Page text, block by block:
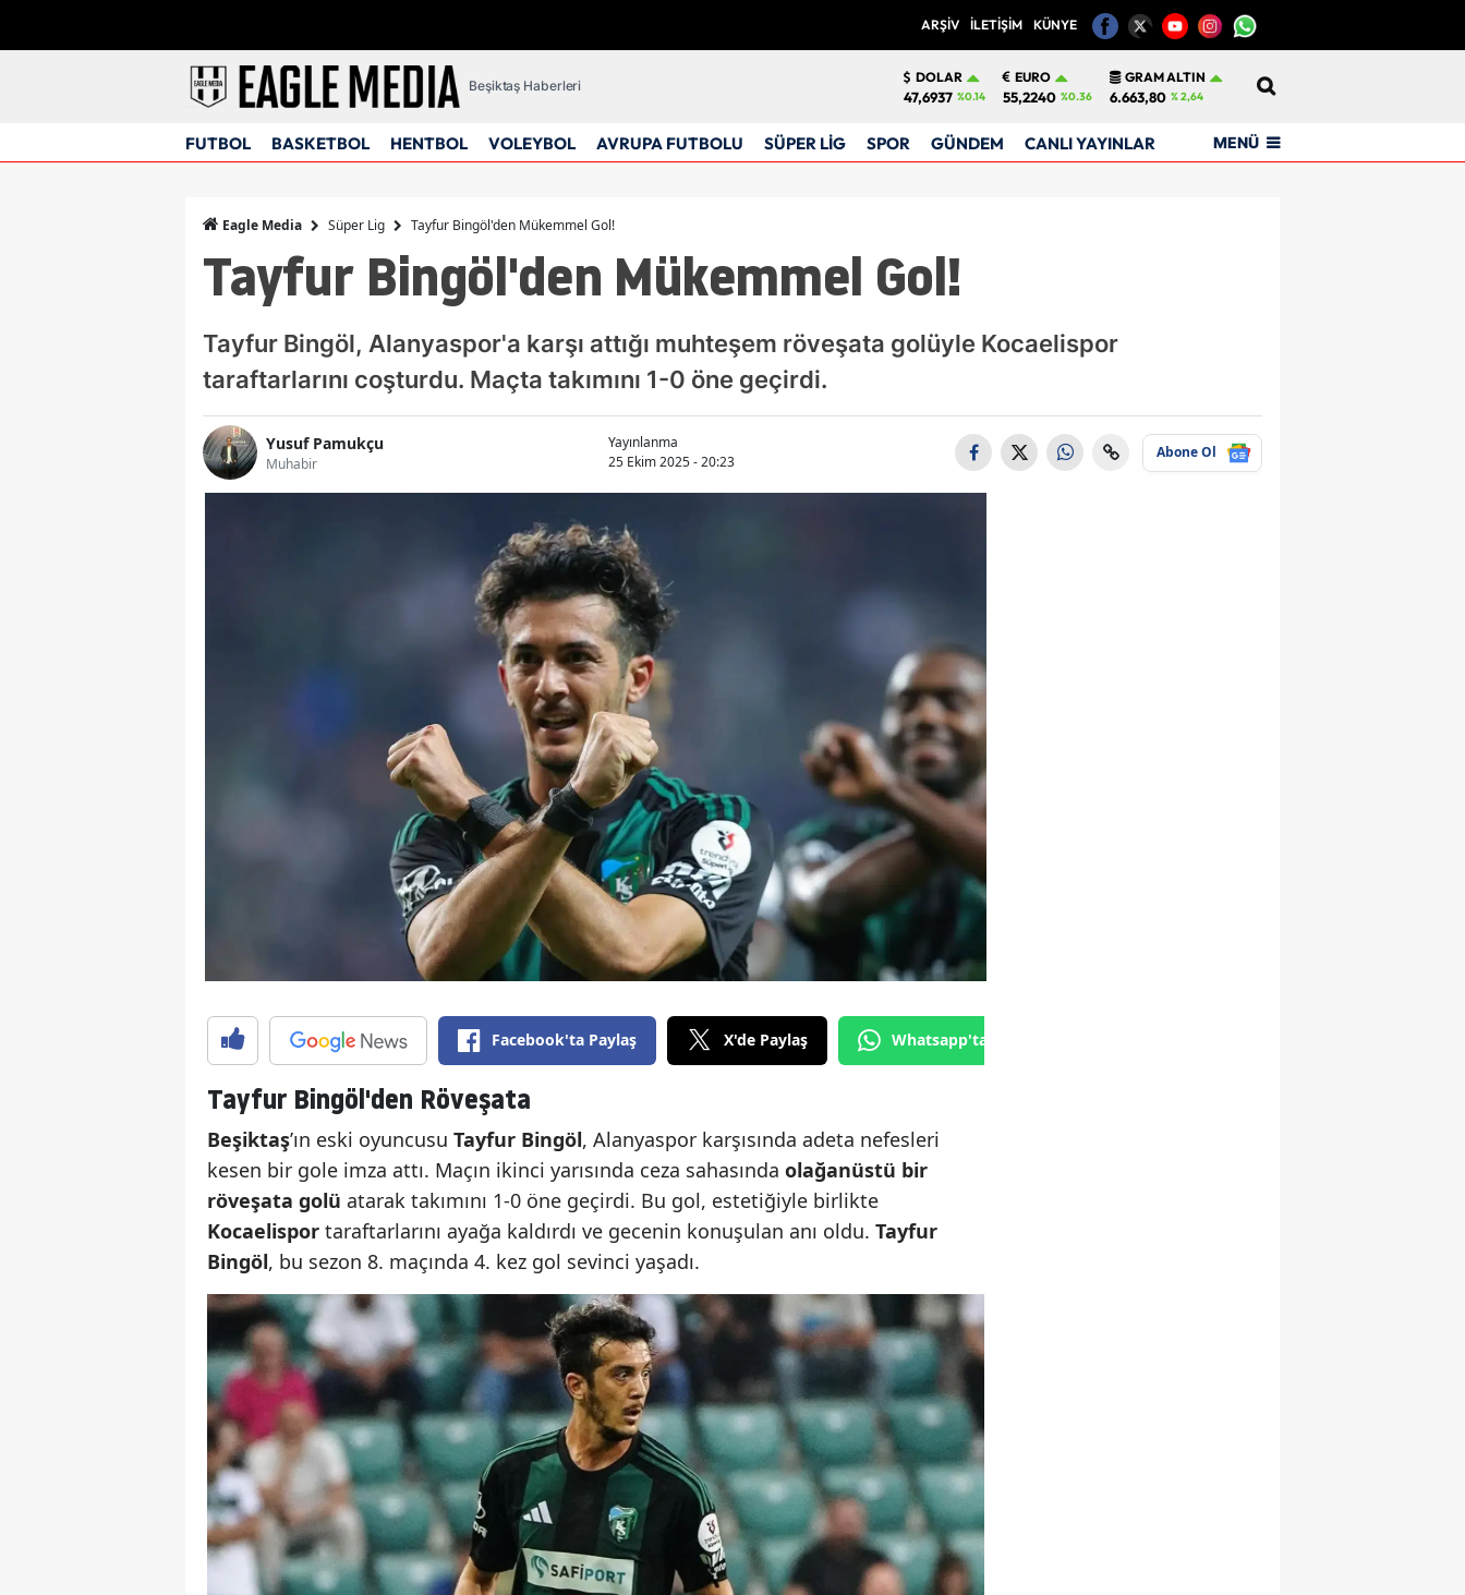
ARŞİV İLETİŞİM KÜNYE
Beşiktaş Haberleri
DOLAR
47,6937 %0.14
EURO
55,2240 %0.36
GRAM ALTIN
6.663,80 % 2,64
FUTBOL BASKETBOL HENTBOL VOLEYBOL AVRUPA FUTBOLU SÜPER LİG SPOR GÜNDEM CANLI YAYINLAR MENÜ
Eagle Media Süper Lig Tayfur Bingöl'den Mükemmel Gol!
Tayfur Bingöl'den Mükemmel Gol!
Tayfur Bingöl, Alanyaspor'a karşı attığı muhteşem röveşata golüyle Kocaelispor
taraftarlarını coşturdu. Maçta takımını 1-0 öne geçirdi.
Yusuf Pamukçu
Muhabir
Yayınlanma
25 Ekim 2025 - 20:23
Abone Ol
Facebook'ta Paylaş X'de Paylaş Whatsapp'tan Gönder
Tayfur Bingöl'den Röveşata
Beşiktaş’ın eski oyuncusu Tayfur Bingöl, Alanyaspor karşısında adeta nefesleri
kesen bir gole imza attı. Maçın ikinci yarısında ceza sahasında olağanüstü bir
röveşata golü atarak takımını 1-0 öne geçirdi. Bu gol, estetiğiyle birlikte
Kocaelispor taraftarlarını ayağa kaldırdı ve gecenin konuşulan anı oldu. Tayfur
Bingöl, bu sezon 8. maçında 4. kez gol sevinci yaşadı.